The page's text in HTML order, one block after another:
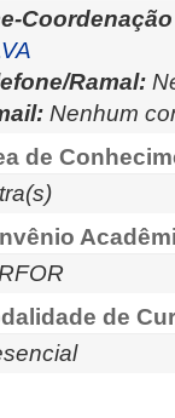
Ramal:
Nenhum
de
de